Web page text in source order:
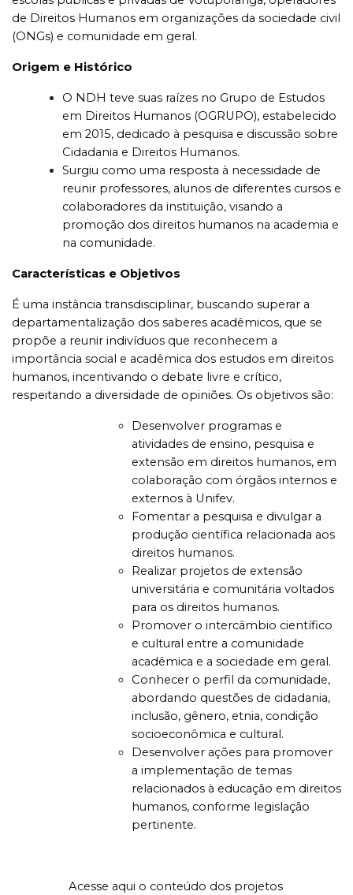
de Direitos Humanos em organizações da sociedade civil
(ONGs) e comunidade em geral.
Origem e Histórico
O NDH teve suas raízes no Grupo de Estudos
em Direitos Humanos (OGRUPO), estabelecido
em 2015, dedicado à pesquisa e discussão sobre
Cidadania e Direitos Humanos.
Surgiu como uma resposta à necessidade de
reunir professores, alunos de diferentes cursos e
colaboradores da instituição, visando a
promoção dos direitos humanos na academia e
na comunidade.
Características e Objetivos
É uma instância transdisciplinar, buscando superar a
departamentalização dos saberes acadêmicos, que se
propõe a reunir indivíduos que reconhecem a
importância social e acadêmica dos estudos em direitos
humanos, incentivando o debate livre e crítico,
respeitando a diversidade de opiniões. Os objetivos são:
Desenvolver programas e
atividades de ensino, pesquisa e
extensão em direitos humanos, em
colaboração com órgãos internos e
externos à Unifev.
Fomentar a pesquisa e divulgar a
produção científica relacionada aos
direitos humanos.
Realizar projetos de extensão
universitária e comunitária voltados
para os direitos humanos.
Promover o intercâmbio científico
e cultural entre a comunidade
acadêmica e a sociedade em geral.
Conhecer o perfil da comunidade,
abordando questões de cidadania,
inclusão, gênero, etnia, condição
socioeconômica e cultural.
Desenvolver ações para promover
a implementação de temas
relacionados à educação em direitos
humanos, conforme legislação
pertinente.
Acesse aqui o conteúdo dos projetos